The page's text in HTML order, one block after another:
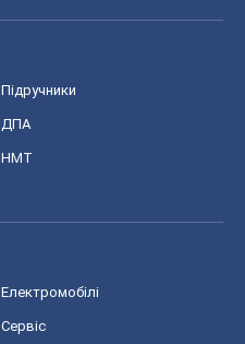
Підручники
ДПА
НМТ
Електромобілі
Сервіс